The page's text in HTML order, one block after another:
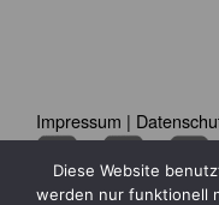
Impressum |
Diese Website
werden nur funktionell